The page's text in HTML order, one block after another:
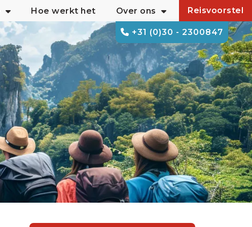
+31 (0)30 - 2300847
Hoe werkt het Over ons Reisvoorstel